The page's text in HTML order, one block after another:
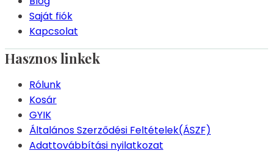
Saját fiók
Kapcsolat
Hasznos linkek
Rólunk
Kosár
GYIK
Általános Szerződési Feltételek(ÁSZF)
Adattovábbítási nyilatkozat